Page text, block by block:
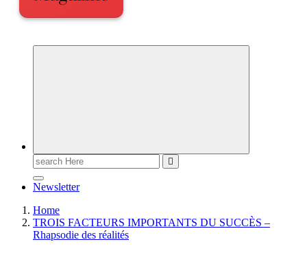
Newsletter
Home
TROIS FACTEURS IMPORTANTS DU SUCCÈS –
Rhapsodie des réalités